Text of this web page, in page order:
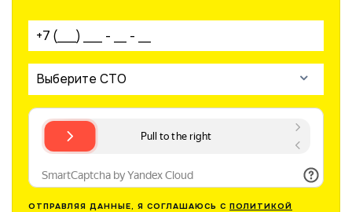
Ваш телефон:
Выберите СТО
ОТПРАВЛЯЯ ДАННЫЕ, Я СОГЛАШАЮСЬ С ПОЛИТИКОЙ